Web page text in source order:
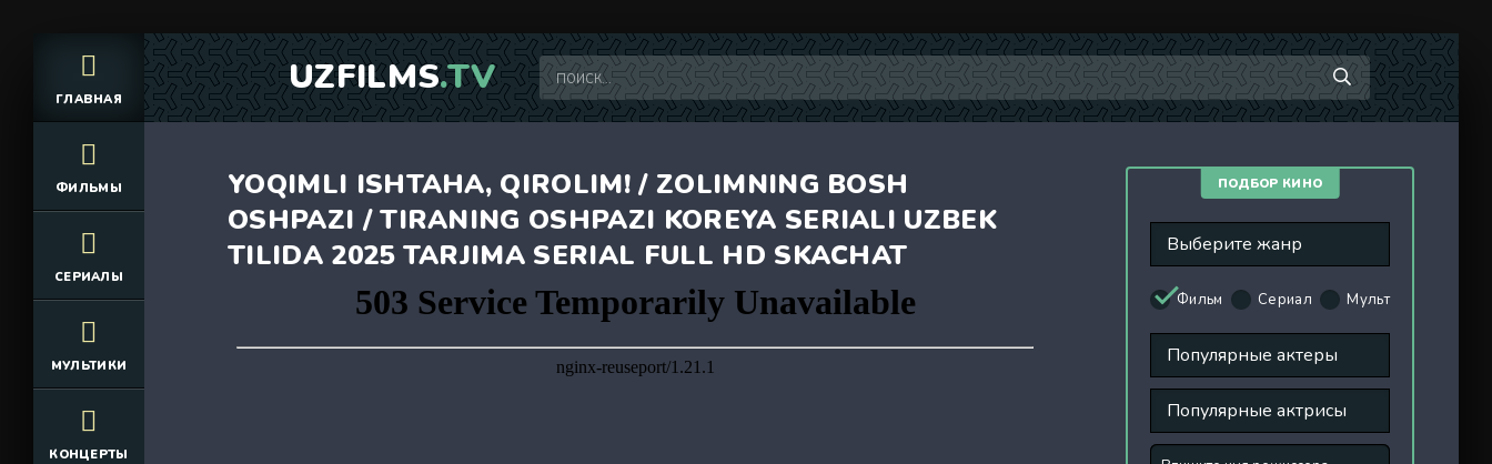
UZFILMS.TV
ГЛАВНАЯ
ФИЛЬМЫ
СЕРИАЛЫ
МУЛЬТИКИ
КОНЦЕРТЫ
YOQIMLI ISHTAHA, QIROLIM! / ZOLIMNING BOSH
OSHPAZI / TIRANING OSHPAZI KOREYA SERIALI UZBEK
TILIDA 2025 TARJIMA SERIAL FULL HD SKACHAT
ПОДБОР КИНО
Фильм Сериал Мульт